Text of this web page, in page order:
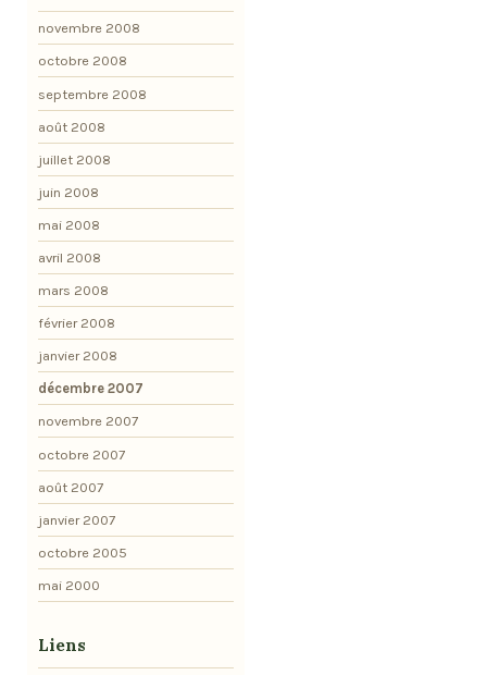
novembre 2008
octobre 2008
septembre 2008
août 2008
juillet 2008
juin 2008
mai 2008
avril 2008
mars 2008
février 2008
janvier 2008
décembre 2007
novembre 2007
octobre 2007
août 2007
janvier 2007
octobre 2005
mai 2000
Liens